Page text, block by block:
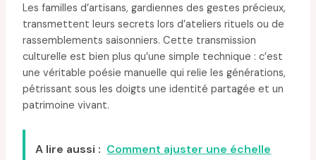
Les familles d’artisans, gardiennes des gestes précieux,
transmettent leurs secrets lors d’ateliers rituels ou de
rassemblements saisonniers. Cette transmission
culturelle est bien plus qu’une simple technique : c’est
une véritable poésie manuelle qui relie les générations,
pétrissant sous les doigts une identité partagée et un
patrimoine vivant.
A lire aussi : Comment ajuster une échelle